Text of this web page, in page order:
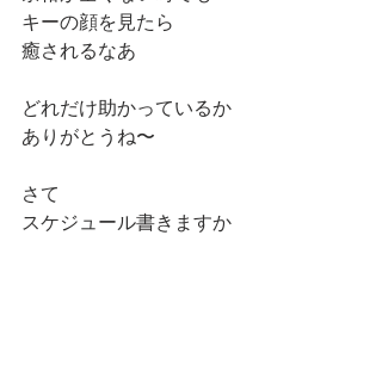
キーの顔を見たら
癒されるなあ
どれだけ助かっているか
ありがとうね〜
さて
スケジュール書きますか